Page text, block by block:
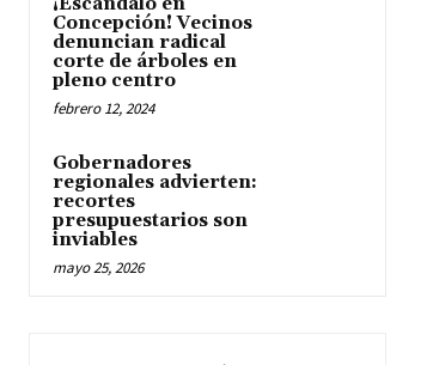
¡Escándalo en
Concepción! Vecinos
denuncian radical
corte de árboles en
pleno centro
febrero 12, 2024
Gobernadores
regionales advierten:
recortes
presupuestarios son
inviables
mayo 25, 2026